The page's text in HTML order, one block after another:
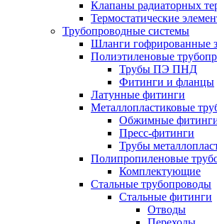
Клапаны радиаторных
Термостатические
Трубопроводные системы
Шланги гофрированные
Полиэтиленовые
Трубы ПЭ ПНД
Фитинги и фланцы
Латунные фитинги
Металлопластиковые
Обжимные
Пресс-фитинги
Трубы
Полипропиленовые
Комплектующие
Стальные трубопроводы
Стальные фитинги
Отводы